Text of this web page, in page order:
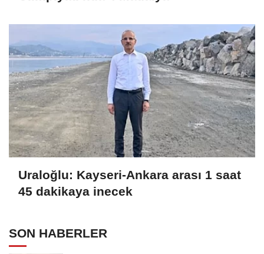
Uraloğlu: Kayseri-Ankara arası 1 saat
45 dakikaya inecek
SON HABERLER